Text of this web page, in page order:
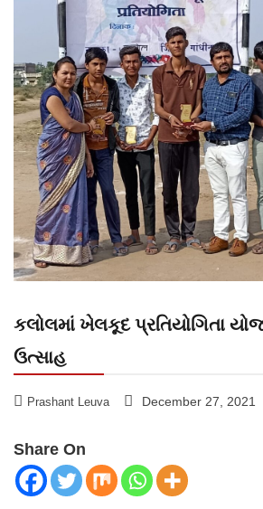
કલોલમાં ખેલકૂદ પ્રતિયોગિતા
ઉત્સાહ
Prashant Leuva December 27, 2021
Share On